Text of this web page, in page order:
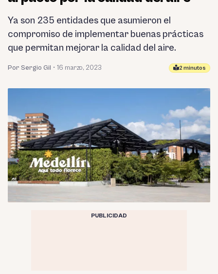
Ya son 235 entidades que asumieron el
compromiso de implementar buenas prácticas
que permitan mejorar la calidad del aire.
Por Sergio Gil • 16 marzo, 2023 2 minutos
PUBLICIDAD